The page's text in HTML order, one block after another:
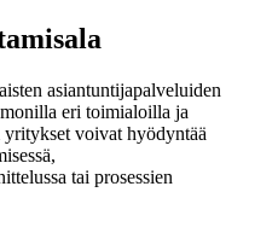
asiantuntijapalveluiden
eri toimialoilla ja
voivat hyödyntää
tai prosessien